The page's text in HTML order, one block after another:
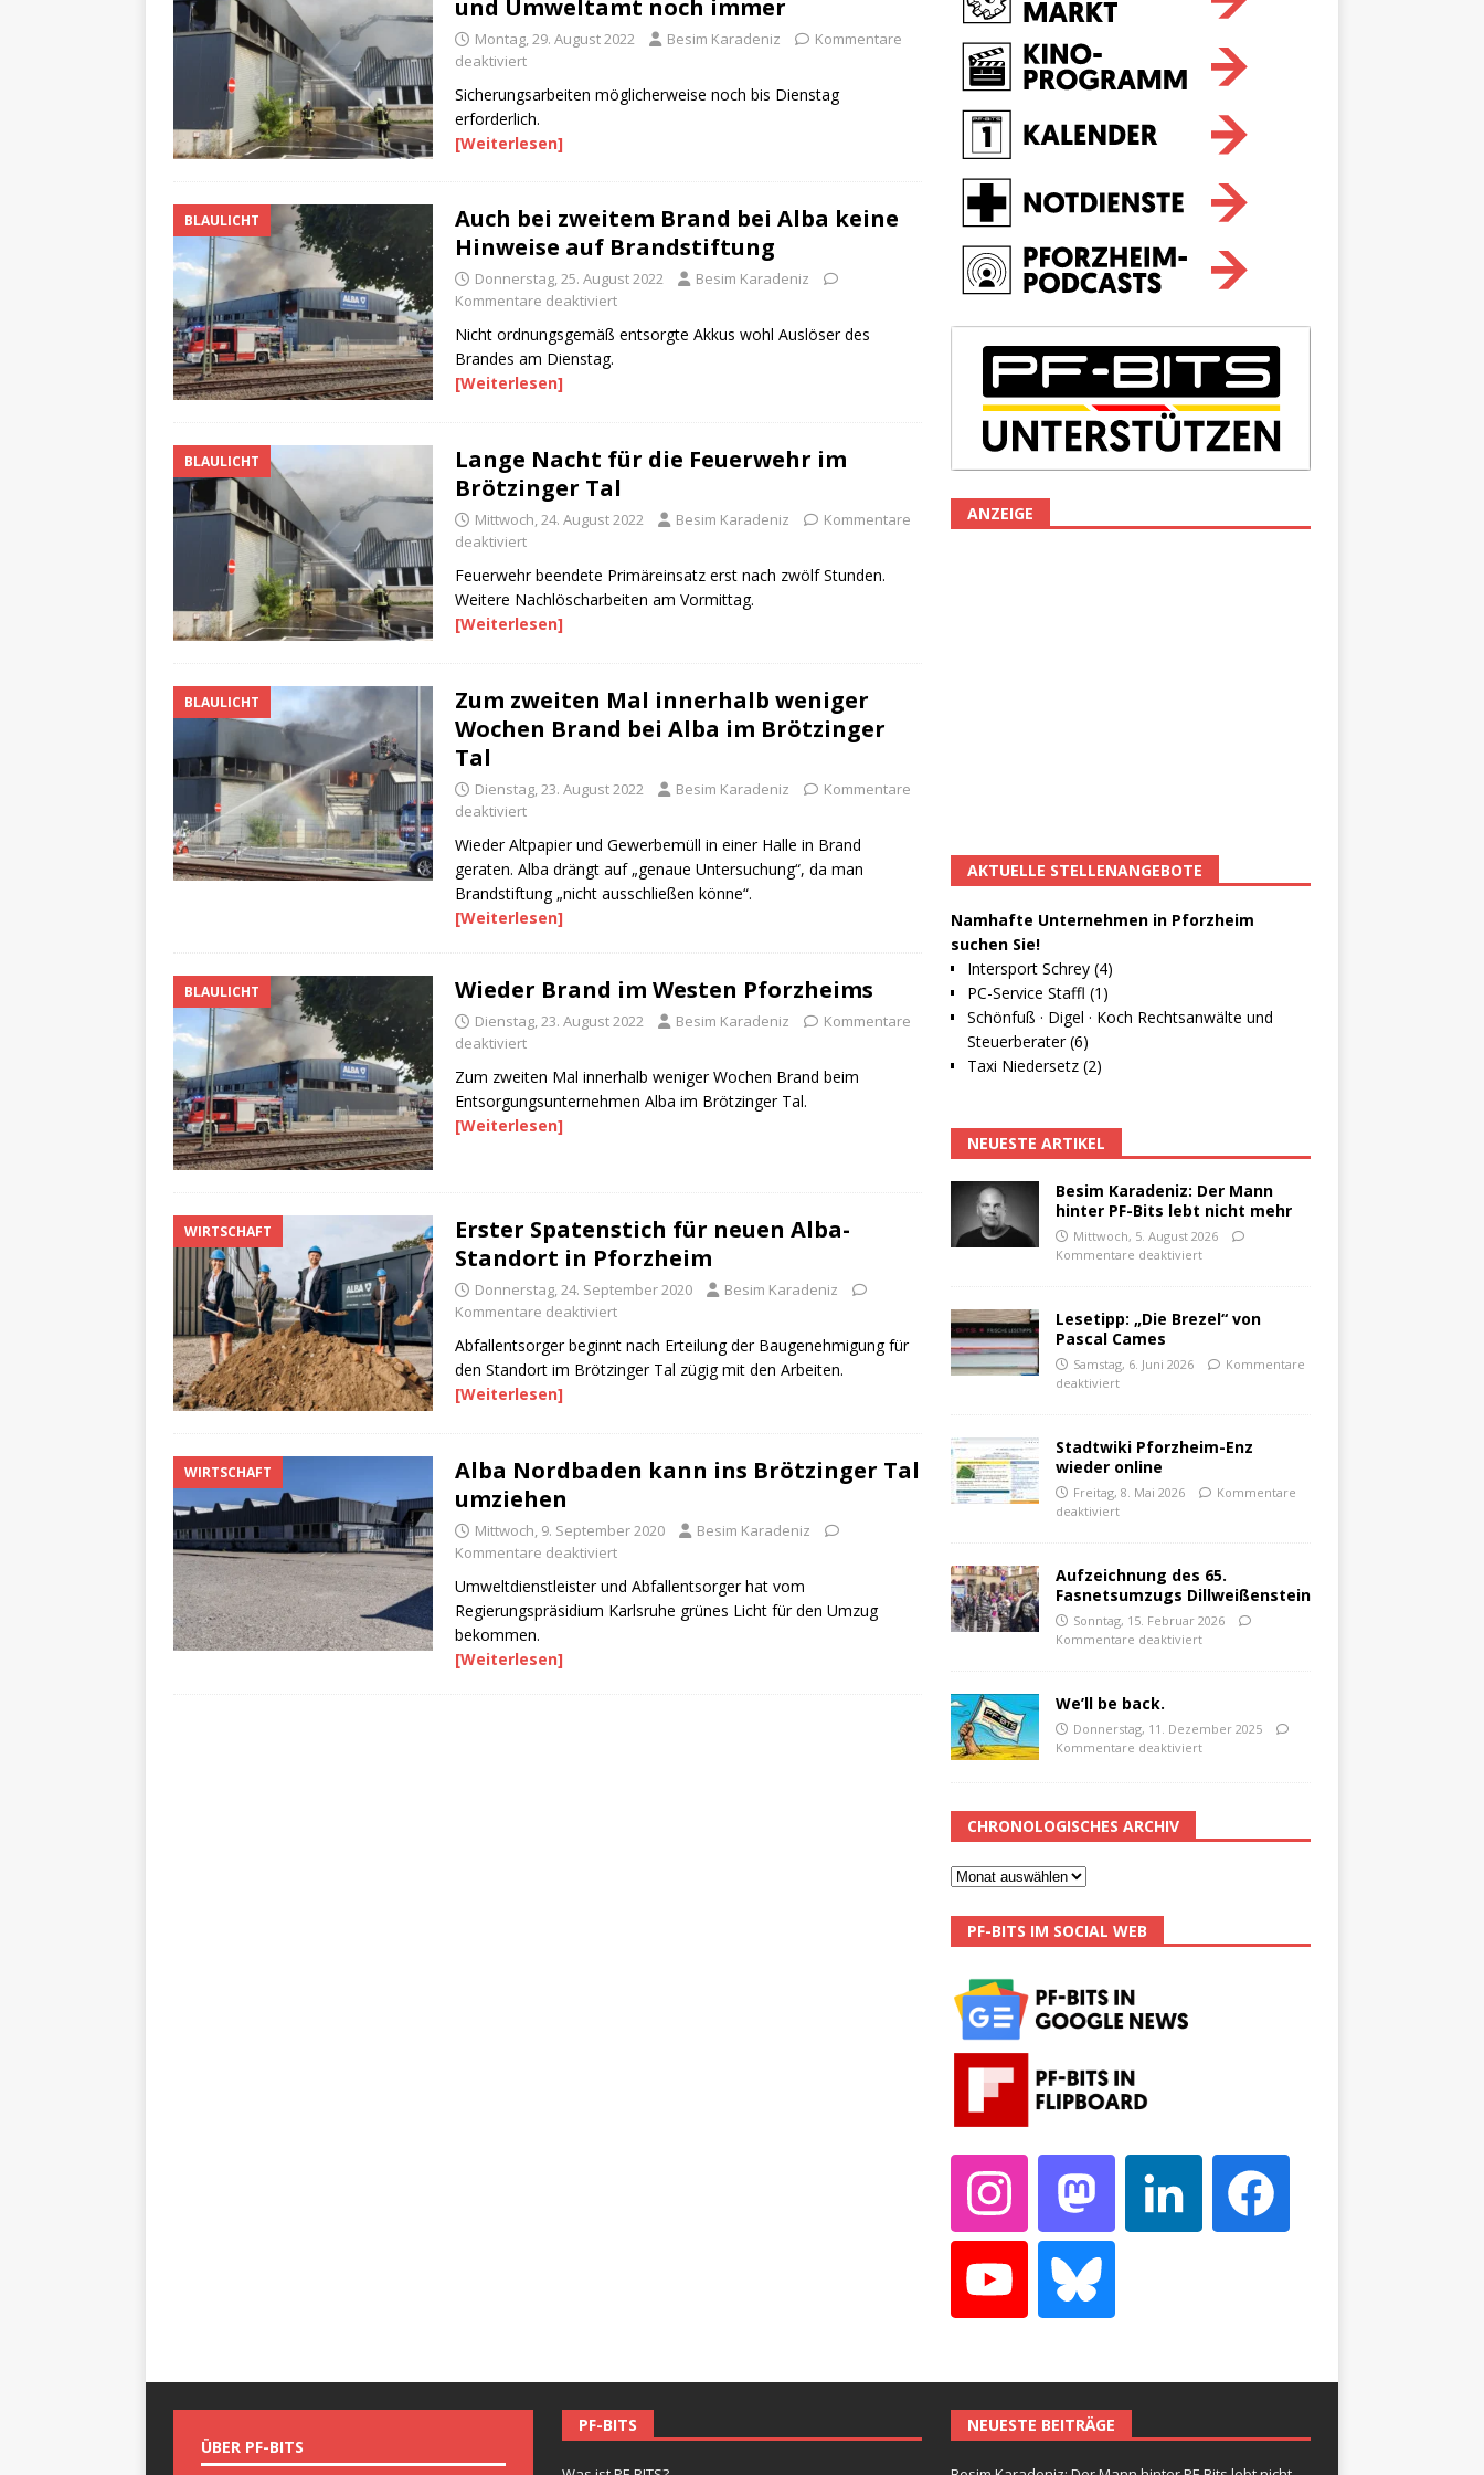
und Umweltamt noch immer
Montag, 29. August 2022 Besim Karadeniz
Kommentare
deaktiviert
Sicherungsarbeiten möglicherweise noch bis Dienstag
erforderlich.
[Weiterlesen]
BLAULICHT
Auch bei zweitem Brand bei Alba keine
Hinweise auf Brandstiftung
Donnerstag, 25. August 2022
Besim Karadeniz
Kommentare deaktiviert
Nicht ordnungsgemäß entsorgte Akkus wohl Auslöser des
Brandes am Dienstag.
[Weiterlesen]
BLAULICHT
Lange Nacht für die Feuerwehr im
Brötzinger Tal
Mittwoch, 24. August 2022 Besim Karadeniz
Kommentare
deaktiviert
Feuerwehr beendete Primäreinsatz erst nach zwölf Stunden.
Weitere Nachlöscharbeiten am Vormittag.
[Weiterlesen]
BLAULICHT
Zum zweiten Mal innerhalb weniger
Wochen Brand bei Alba im Brötzinger
Tal
Dienstag, 23. August 2022 Besim Karadeniz
Kommentare
deaktiviert
Wieder Altpapier und Gewerbemüll in einer Halle in Brand
geraten. Alba drängt auf „genaue Untersuchung“, da man
Brandstiftung „nicht ausschließen könne“.
[Weiterlesen]
BLAULICHT Wieder Brand im Westen Pforzheims
Dienstag, 23. August 2022 Besim Karadeniz
Kommentare
deaktiviert
Zum zweiten Mal innerhalb weniger Wochen Brand beim
Entsorgungsunternehmen Alba im Brötzinger Tal.
[Weiterlesen]
WIRTSCHAFT
Erster Spatenstich für neuen Alba-
Standort in Pforzheim
Donnerstag, 24. September 2020
Besim Karadeniz
Kommentare deaktiviert
Abfallentsorger beginnt nach Erteilung der Baugenehmigung für
den Standort im Brötzinger Tal zügig mit den Arbeiten.
[Weiterlesen]
WIRTSCHAFT
Alba Nordbaden kann ins Brötzinger Tal
umziehen
Mittwoch, 9. September 2020
Besim Karadeniz
Kommentare deaktiviert
Umweltdienstleister und Abfallentsorger hat vom
Regierungspräsidium Karlsruhe grünes Licht für den Umzug
bekommen.
[Weiterlesen]
ANZEIGE
AKTUELLE STELLENANGEBOTE
Namhafte Unternehmen in Pforzheim
suchen Sie!
Intersport Schrey (4)
PC-Service Staffl (1)
Schönfuß · Digel · Koch Rechtsanwälte und
Steuerberater (6)
Taxi Niedersetz (2)
NEUESTE ARTIKEL
Besim Karadeniz: Der Mann
hinter PF-Bits lebt nicht mehr
Mittwoch, 5. August 2026
Kommentare deaktiviert
Lesetipp: „Die Brezel“ von
Pascal Cames
Samstag, 6. Juni 2026
Kommentare
deaktiviert
Stadtwiki Pforzheim-Enz
wieder online
Freitag, 8. Mai 2026
Kommentare
deaktiviert
Aufzeichnung des 65.
Fasnetsumzugs Dillweißenstein
Sonntag, 15. Februar 2026
Kommentare deaktiviert
We’ll be back.
Donnerstag, 11. Dezember 2025
Kommentare deaktiviert
CHRONOLOGISCHES ARCHIV
PF-BITS IM SOCIAL WEB
ÜBER PF-BITS
PF-BITS NEUESTE BEITRÄGE